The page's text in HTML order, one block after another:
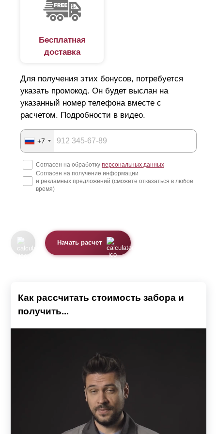
еще не установлены собственные столбы, а забор
находится только в стадии проекта. В том случае,
наши специалисты вымеряют все до доли
нам под силу изготовить столбы по вашему заказу. И
антикоррозийной обработкой и установить
полностью готовый комплект.
Бесплатная
доставка
Для получения этих бонусов, потребуется
указать промокод. Он будет выслан на
указанный номер телефона вместе с
расчетом. Подробности в видео.
+7
Согласен на обработку персональных данных
Согласен на получение информации
и рекламных предложений (сможете отказаться в любое
время)
Начать расчет
Как рассчитать стоимость забора и
получить...